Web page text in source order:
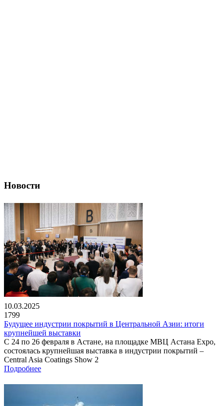
Новости
10.03.2025
1799
Будущее индустрии покрытий в Центральной Азии: итоги
крупнейшей выставки
С 24 по 26 февраля в Астане, на площадке МВЦ Астана Expo,
состоялась крупнейшая выставка в индустрии покрытий –
Central Asia Coatings Show 2
Подробнее